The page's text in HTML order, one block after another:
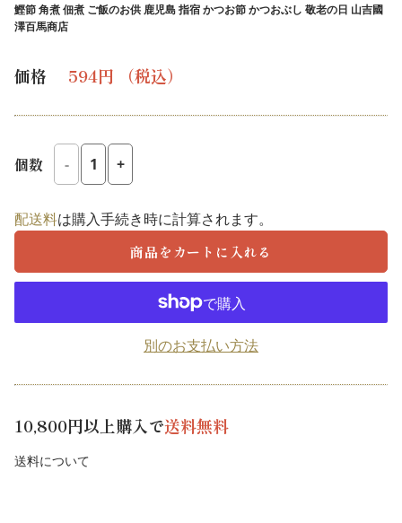
鰹節 角煮 佃煮 ご飯のお供 鹿児島 指宿 かつお節 かつおぶし 敬老の日 山吉國
澤百馬商店
価格
レ
ラ
ー
格
594円 （税込）
個数 - +
配送料は購入手続き時に計算されます。
商品をカートに入れる
別のお支払い方法
10,800円以上購入で送料無料
送料について